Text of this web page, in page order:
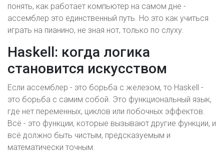
понять, как работает компьютер на самом дне -
ассемблер это единственный путь. Но это как учиться
играть на пианино, не зная нот, только по слуху.
Haskell: когда логика
становится искусством
Если ассемблер - это борьба с железом, то Haskell -
это борьба с самим собой. Это функциональный язык,
где нет переменных, циклов или побочных эффектов.
Всё - это функции, которые вызывают другие функции, и
всё должно быть чистым, предсказуемым и
математически точным.